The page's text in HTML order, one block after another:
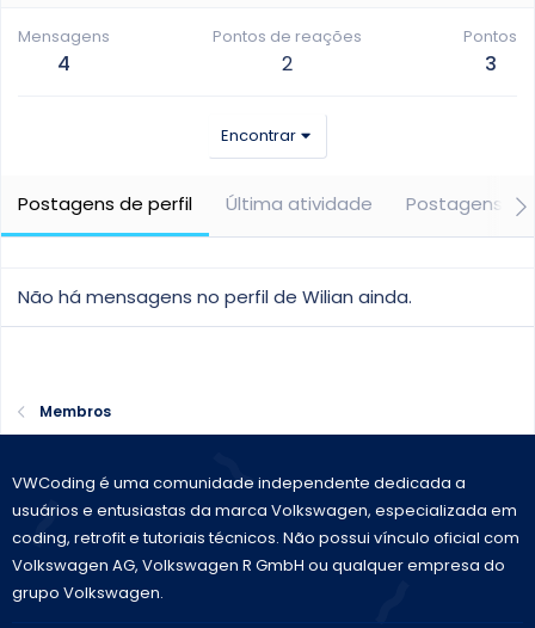
Mensagens
4
Pontos de reações
2
Pontos
3
Encontrar
Postagens de perfil Última atividade Postagens
Não há mensagens no perfil de Wilian ainda.
Membros
VWCoding é uma comunidade independente dedicada a
usuários e entusiastas da marca Volkswagen, especializada em
coding, retrofit e tutoriais técnicos. Não possui vínculo oficial com
Volkswagen AG, Volkswagen R GmbH ou qualquer empresa do
grupo Volkswagen.